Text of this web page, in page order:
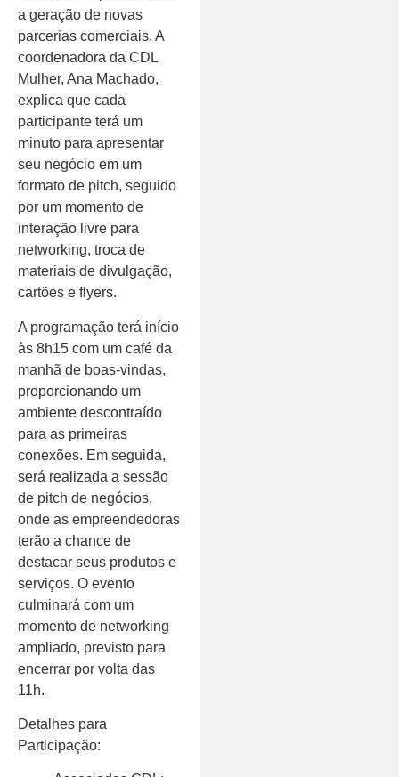
a geração de novas
parcerias comerciais. A
coordenadora da CDL
Mulher, Ana Machado,
explica que cada
participante terá um
minuto para apresentar
seu negócio em um
formato de pitch, seguido
por um momento de
interação livre para
networking, troca de
materiais de divulgação,
cartões e flyers.
A programação terá início
às 8h15 com um café da
manhã de boas-vindas,
proporcionando um
ambiente descontraído
para as primeiras
conexões. Em seguida,
será realizada a sessão
de pitch de negócios,
onde as empreendedoras
terão a chance de
destacar seus produtos e
serviços. O evento
culminará com um
momento de networking
ampliado, previsto para
encerrar por volta das
11h.
Detalhes para
Participação: